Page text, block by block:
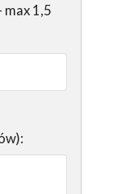
max 1,5